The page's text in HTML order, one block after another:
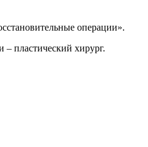
операции».
пластический хирург.